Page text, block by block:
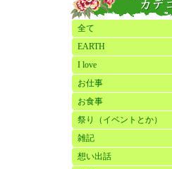
全て
EARTH
I love
お仕事
お食事
祭り（イベントとか）
雑記
想い出話